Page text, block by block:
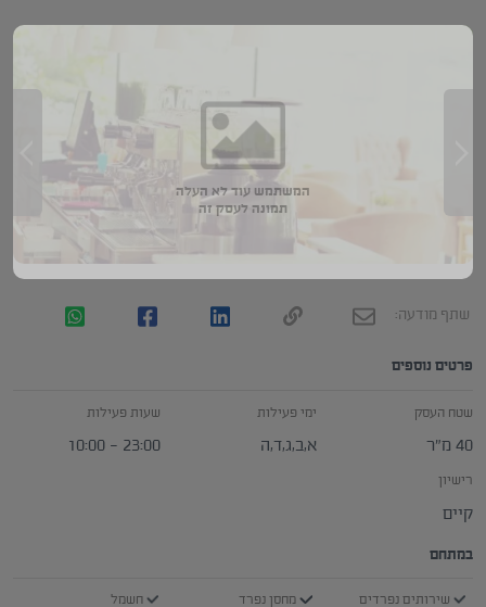
המשתמש עוד לא העלה
תמונה לעסק זה
שתף מודעה:
פרטים נוספים
שטח העסק
40 מ״ר
ימי פעילות
א,ב,ג,ד,ה
שעות פעילות
23:00 - 10:00
רישיון
קיים
במתחם
שירותים נפרדים מחסן נפרד
חשמל